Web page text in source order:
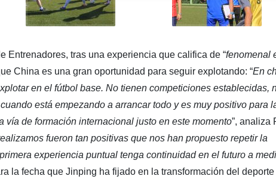
Entrenadores, tras una experiencia que califica de “fenomenal
China es una gran oportunidad para seguir explotando: “En
en el fútbol base. No tienen competiciones establecidas,
está empezando a arrancar todo y es muy positivo para
vía de formación internacional justo en este momento”, analiza
fueron tan positivas que nos han propuesto repetir la
experiencia puntual tenga continuidad en el futuro a
la fecha que Jinping ha fijado en la transformación del deporte